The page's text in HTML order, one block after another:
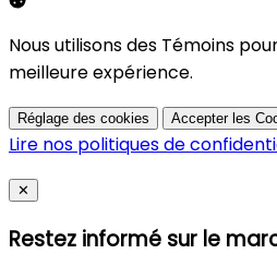
Nous utilisons des Témoins
meilleure expérience.
Réglage des cookies Accepter les
Lire nos politiques de
Close
✕
Restez informé sur le